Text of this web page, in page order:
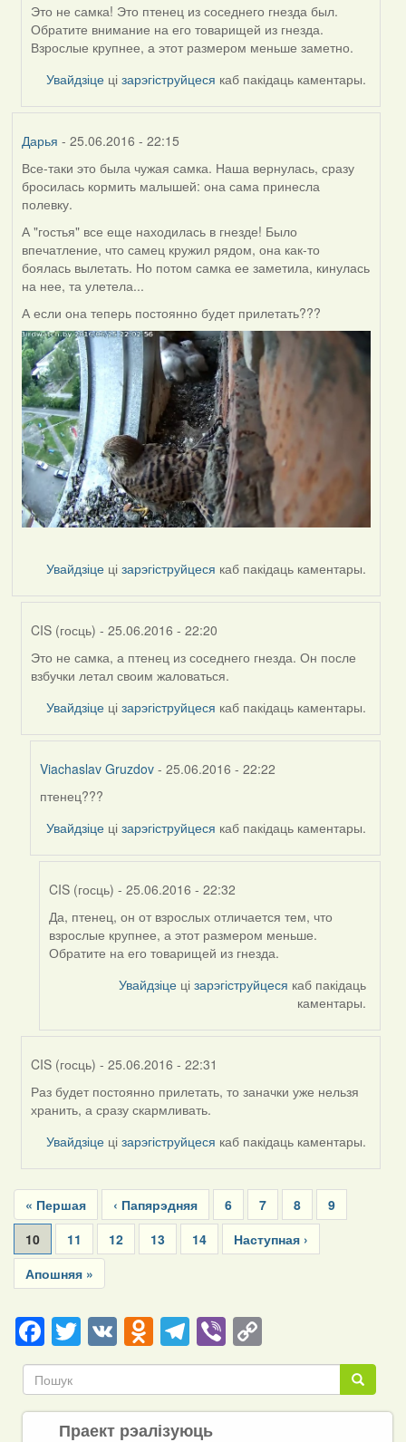
In
reply
to
(госць)
Это не самка! Это птенец из соседнего гнезда был.
Обратите внимание на его товарищей из гнезда.
Взрослые крупнее, а этот размером меньше заметно.
Увайдзіце цізарэгіструйцеся каб пакідаць каментары.
Дарья - 25.06.2016 - 22:15
Все-таки это была чужая самка. Наша вернулась, сразу
бросилась кормить малышей: она сама принесла
полевку.
А "гостья" все еще находилась в гнезде! Было
впечатление, что самец кружил рядом, она как-то
боялась вылетать. Но потом самка ее заметила, кинулась
на нее, та улетела...
А если она теперь постоянно будет прилетать???
Увайдзіце цізарэгіструйцеся каб пакідаць каментары.
CIS (госць) - 25.06.2016 - 22:20
In
reply
Дарья
Это не самка, а птенец из соседнего гнезда. Он после
взбучки летал своим жаловаться.
Увайдзіце цізарэгіструйцеся каб пакідаць каментары.
Viachaslav Gruzdov - 25.06.2016 - 22:22
In
reply
by
(госць)
птенец???
Увайдзіце цізарэгіструйцеся каб пакідаць каментары.
CIS (госць) - 25.06.2016 - 22:32
In
reply
to
Да, птенец, он от взрослых отличается тем, что
взрослые крупнее, а этот размером меньше.
Обратите на его товарищей из гнезда.
Увайдзіце цізарэгіструйцеся каб пакідаць
каментары.
CIS (госць) - 25.06.2016 - 22:31
In
reply
Дарья
Раз будет постоянно прилетать, то заначки уже нельзя
хранить, а сразу скармливать.
Увайдзіце цізарэгіструйцеся каб пакідаць каментары.
Pagination
First
page
« Першая
Previous
page
‹ Папярэдняя Page
6 Page
7 Page
8 Page
9
Current
page
10 Page
11 Page
12 Page
13 Page
14
Next
page
Наступная ›
Last
page
Апошняя »
Facebook
Twitter
VKOdnoklassniki
Telegram
ViberCopy
Link Пошук
Пошук
Праект рэалізуюць